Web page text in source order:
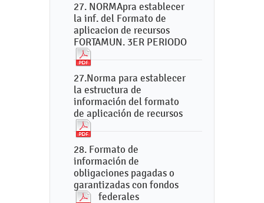
27. NORMApra establecer
la inf. del Formato de
aplicacion de recursos
FORTAMUN. 3ER PERIODO
27.Norma para establecer
la estructura de
información del formato
de aplicación de recursos
28. Formato de
información de
obligaciones pagadas o
garantizadas con fondos
federales